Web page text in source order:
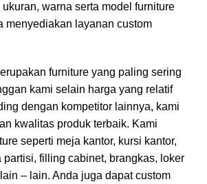
warna serta model furniture
menyediakan layanan custom
furniture yang paling sering
kami selain harga yang relatif
dengan kompetitor lainnya, kami
kwalitas produk terbaik. Kami
seperti meja kantor, kursi kantor,
partisi, filling cabinet, brangkas, loker
– lain. Anda juga dapat custom